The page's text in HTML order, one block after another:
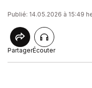
Publié: 14.05.2026 à 15:49
PartagerÉcouter